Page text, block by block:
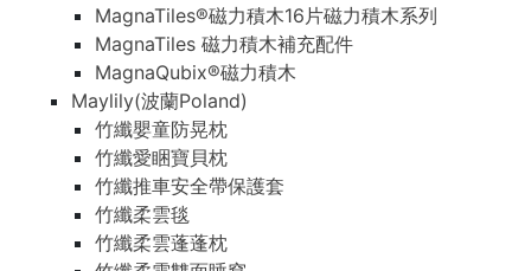
MagnaTiles®磁力積木16片磁力積木系列
MagnaTiles 磁力積木補充配件
MagnaQubix®磁力積木
Maylily(波蘭Poland)
竹纖嬰童防晃枕
竹纖愛睏寶貝枕
竹纖推車安全帶保護套
竹纖柔雲毯
竹纖柔雲蓬蓬枕